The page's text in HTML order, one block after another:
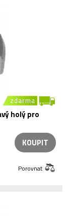
zdarma
holý pro
KOUPIT
Porovnat